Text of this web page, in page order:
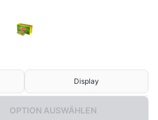
Display
OPTION AUSWÄHLEN